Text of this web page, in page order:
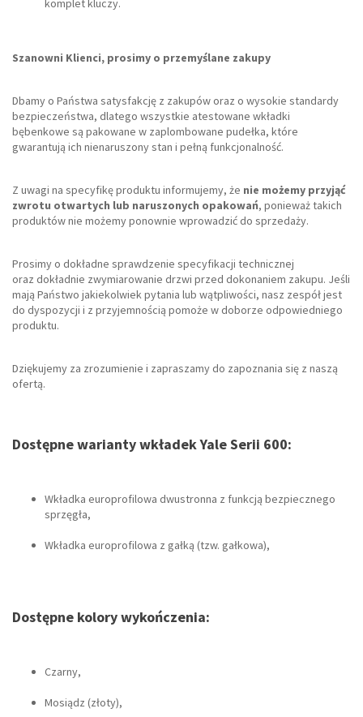
komplet kluczy.
Szanowni Klienci, prosimy o przemyślane zakupy
Dbamy o Państwa satysfakcję z zakupów oraz o wysokie standardy
bezpieczeństwa, dlatego wszystkie atestowane wkładki
bębenkowe są pakowane w zaplombowane pudełka, które
gwarantują ich nienaruszony stan i pełną funkcjonalność.
Z uwagi na specyfikę produktu informujemy, że nie możemy przyjąć
zwrotu otwartych lub naruszonych opakowań, ponieważ takich
produktów nie możemy ponownie wprowadzić do sprzedaży.
Prosimy o dokładne sprawdzenie specyfikacji technicznej
oraz dokładnie zwymiarowanie drzwi przed dokonaniem zakupu. Jeśli
mają Państwo jakiekolwiek pytania lub wątpliwości, nasz zespół jest
do dyspozycji i z przyjemnością pomoże w doborze odpowiedniego
produktu.
Dziękujemy za zrozumienie i zapraszamy do zapoznania się z naszą
ofertą.
Dostępne warianty wkładek Yale Serii 600:
Wkładka europrofilowa dwustronna z funkcją bezpiecznego
sprzęgła,
Wkładka europrofilowa z gałką (tzw. gałkowa),
Dostępne kolory wykończenia:
Czarny,
Mosiądz (złoty),